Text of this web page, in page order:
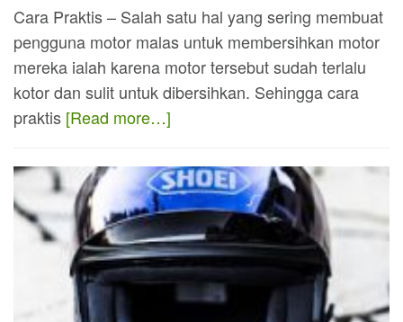
Cara Praktis – Salah satu hal yang sering membuat
pengguna motor malas untuk membersihkan motor
mereka ialah karena motor tersebut sudah terlalu
kotor dan sulit untuk dibersihkan. Sehingga cara
praktis [Read more…]